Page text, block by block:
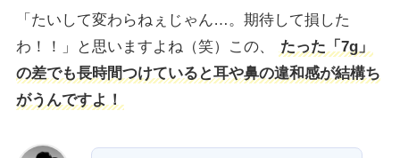
「たいして変わらねぇじゃん…。期待して損した
わ！！」と思いますよね（笑）この、
たった「7g」
の差でも長時間つけていると耳や鼻の違和感が結構ち
がうんですよ！